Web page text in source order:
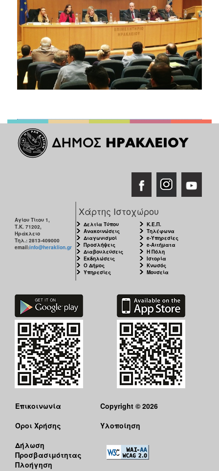
Αγίου Τίτου 1,
Τ.Κ. 71202,
Ηράκλειο
Τηλ.: 2813-409000
email:info@heraklion.gr
Χάρτης Ιστοχώρου
Δελτία Τύπου
Ανακοινώσεις
Διαγωνισμοί
Προσλήψεις
Διαβουλεύσεις
Εκδηλώσεις
Ο Δήμος
Υπηρεσίες
Κ.Ε.Π.
Τηλέφωνα
e-Υπηρεσίες
e-Αιτήματα
Η Πόλη
Ιστορία
Κνωσός
Μουσεία
Επικοινωνία
Όροι Χρήσης
Δήλωση
Προσβασιμότητας
Πλοήγηση
Copyright © 2026
Υλοποίηση